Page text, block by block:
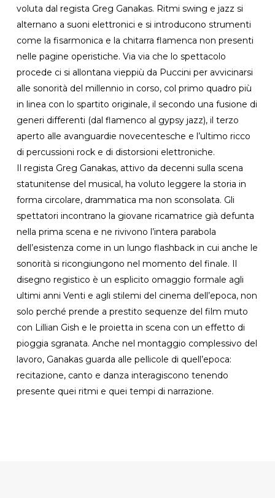
voluta dal regista Greg Ganakas. Ritmi swing e jazz si
alternano a suoni elettronici e si introducono strumenti
come la fisarmonica e la chitarra flamenca non presenti
nelle pagine operistiche. Via via che lo spettacolo
procede ci si allontana vieppiù da Puccini per avvicinarsi
alle sonorità del millennio in corso, col primo quadro più
in linea con lo spartito originale, il secondo una fusione di
generi differenti (dal flamenco al gypsy jazz), il terzo
aperto alle avanguardie novecentesche e l’ultimo ricco
di percussioni rock e di distorsioni elettroniche.
Il regista Greg Ganakas, attivo da decenni sulla scena
statunitense del musical, ha voluto leggere la storia in
forma circolare, drammatica ma non sconsolata. Gli
spettatori incontrano la giovane ricamatrice già defunta
nella prima scena e ne rivivono l’intera parabola
dell’esistenza come in un lungo flashback in cui anche le
sonorità si ricongiungono nel momento del finale. Il
disegno registico è un esplicito omaggio formale agli
ultimi anni Venti e agli stilemi del cinema dell’epoca, non
solo perché prende a prestito sequenze del film muto
con Lillian Gish e le proietta in scena con un effetto di
pioggia sgranata. Anche nel montaggio complessivo del
lavoro, Ganakas guarda alle pellicole di quell’epoca:
recitazione, canto e danza interagiscono tenendo
presente quei ritmi e quei tempi di narrazione.